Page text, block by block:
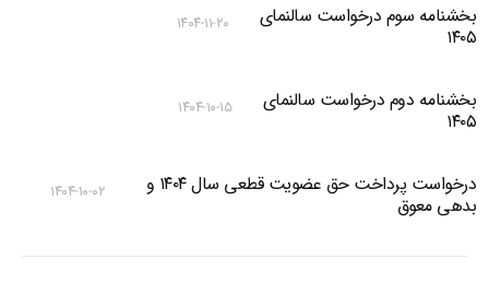
بخشنامه سوم درخواست سالنمای
۱۴۰۵
۱۴۰۴-۱۱-۲۰
بخشنامه دوم درخواست سالنمای
۱۴۰۵
۱۴۰۴-۱۰-۱۵
درخواست پرداخت حق عضویت قطعی سال ۱۴۰۴ و
بدهی معوق
۱۴۰۴-۱۰-۰۲